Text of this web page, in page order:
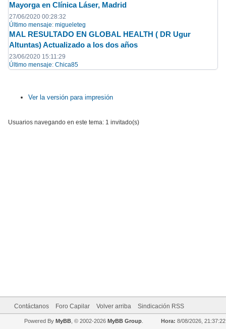
Mayorga en Clínica Láser, Madrid
27/06/2020 00:28:32
Último mensaje:migueleteg
MAL RESULTADO EN GLOBAL HEALTH ( DR Ugur
Altuntas) Actualizado a los dos años
23/06/2020 15:11:29
Último mensaje:Chica85
Ver la versión para impresión
Usuarios navegando en este tema: 1 invitado(s)
Contáctanos Foro Capilar Volver arriba Sindicación RSS
Hora: 8/08/2026, 21:37:22
Powered By MyBB, © 2002-2026 MyBB Group.